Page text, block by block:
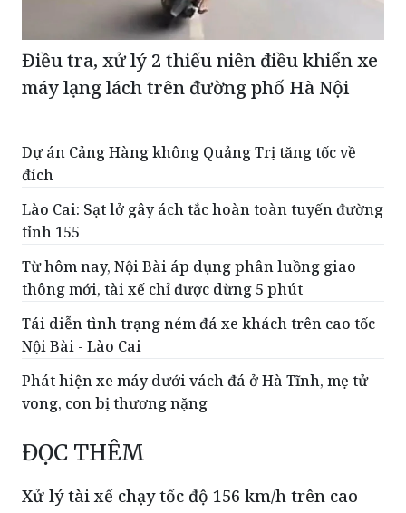
Điều tra, xử lý 2 thiếu niên điều khiển xe
máy lạng lách trên đường phố Hà Nội
Lào Cai: Sạt lở gây ách tắc hoàn toàn tuyến đường
tỉnh 155
Từ hôm nay, Nội Bài áp dụng phân luồng giao
thông mới, tài xế chỉ được dừng 5 phút
Tái diễn tình trạng ném đá xe khách trên cao tốc
Nội Bài - Lào Cai
Phát hiện xe máy dưới vách đá ở Hà Tĩnh, mẹ tử
vong, con bị thương nặng
ĐỌC THÊM
Xử lý tài xế chạy tốc độ 156 km/h trên cao